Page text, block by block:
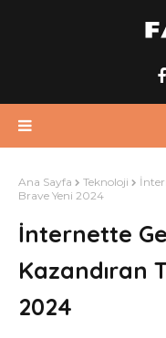
Ana Sayfa Teknoloji
Brave Yeni 2024
İnternette
Kazandıran
2024